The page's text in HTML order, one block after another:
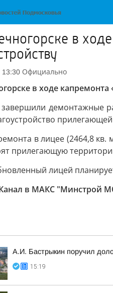
в
13:30 Официально
в ходе
завершили демонтажные
в лицее (2464,8
прилегающую
лицей
в МАКС "Минстрой
А.И. Бастрыкин поручил
15:19